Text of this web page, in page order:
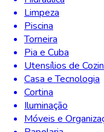
Limpeza
Piscina
Torneira
Pia e Cuba
Utensílios de
Casa e Tecnologia
Cortina
Iluminação
Móveis e